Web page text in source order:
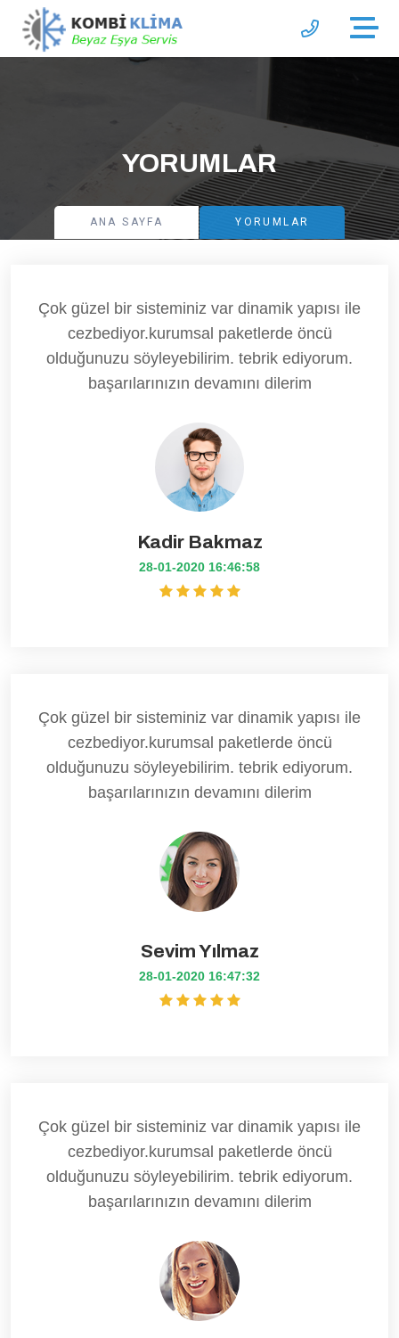
YORUMLAR
ANA SAYFA YORUMLAR
Çok güzel bir sisteminiz var dinamik yapısı ile
cezbediyor.kurumsal paketlerde öncü
olduğunuzu söyleyebilirim. tebrik ediyorum.
başarılarınızın devamını dilerim
Kadir Bakmaz
28-01-2020 16:46:58
Çok güzel bir sisteminiz var dinamik yapısı ile
cezbediyor.kurumsal paketlerde öncü
olduğunuzu söyleyebilirim. tebrik ediyorum.
başarılarınızın devamını dilerim
Sevim Yılmaz
28-01-2020 16:47:32
Çok güzel bir sisteminiz var dinamik yapısı ile
cezbediyor.kurumsal paketlerde öncü
olduğunuzu söyleyebilirim. tebrik ediyorum.
başarılarınızın devamını dilerim